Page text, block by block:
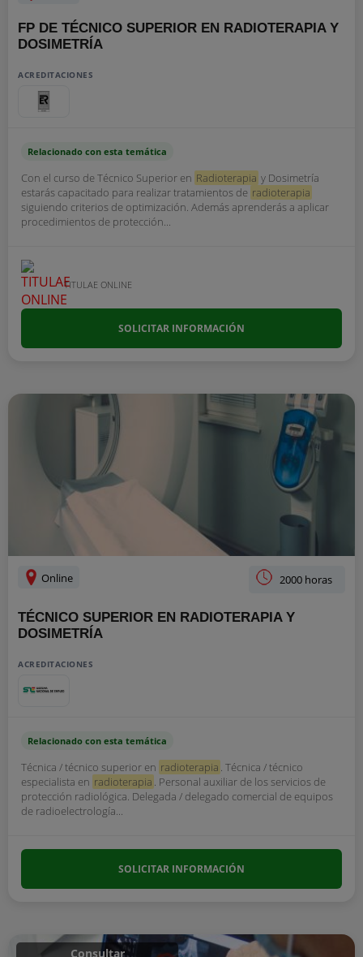
FP DE TÉCNICO SUPERIOR EN RADIOTERAPIA Y
DOSIMETRÍA
ACREDITACIONES
Relacionado con esta temática
Con el curso de Técnico Superior en Radioterapia y Dosimetría
estarás capacitado para realizar tratamientos de radioterapia
siguiendo criterios de optimización. Además aprenderás a aplicar
procedimientos de protección...
TITULAE ONLINE
SOLICITAR INFORMACIÓN
Online 2000 horas
TÉCNICO SUPERIOR EN RADIOTERAPIA Y
DOSIMETRÍA
ACREDITACIONES
Relacionado con esta temática
Técnica / técnico superior en radioterapia . Técnica / técnico
especialista en radioterapia . Personal auxiliar de los servicios de
protección radiológica. Delegada / delegado comercial de equipos
de radioelectrología...
SOLICITAR INFORMACIÓN
Consultar